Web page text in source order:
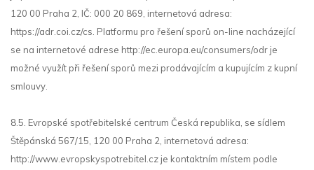
120 00 Praha 2, IČ: 000 20 869, internetová adresa:
https://adr.coi.cz/cs. Platformu pro řešení sporů on-line nacházející
se na internetové adrese http://ec.europa.eu/consumers/odr je
možné využít při řešení sporů mezi prodávajícím a kupujícím z kupní
smlouvy.
8.5. Evropské spotřebitelské centrum Česká republika, se sídlem
Štěpánská 567/15, 120 00 Praha 2, internetová adresa:
http://www.evropskyspotrebitel.cz je kontaktním místem podle